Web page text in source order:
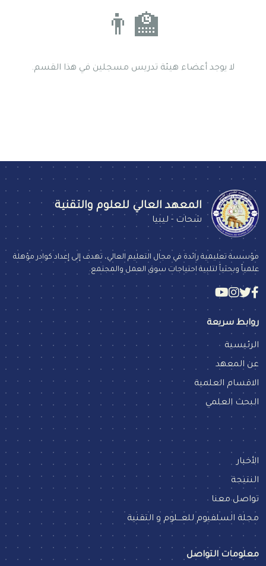
👨‍🏫
لا يوجد أعضاء هيئة تدريس مسجلين في هذا القسم.
المعهد العالي للعلوم والتقنية
شحات - ليبيا
مؤسسة تعليمية رائدة في مجال التعليم العالي، تهدف إلى إعداد كوادر مؤهلة
علمياً وبحثياً لتلبية احتياجات سوق العمل والمجتمع.
روابط سريعة
الرئيسية
عن المعهد
الاقسام العلمية
البحث العلمي
الأخبار
النتيجة
تواصل معنا
مجلة السلفيوم للعـــلوم و التقنية
معلومات التواصل